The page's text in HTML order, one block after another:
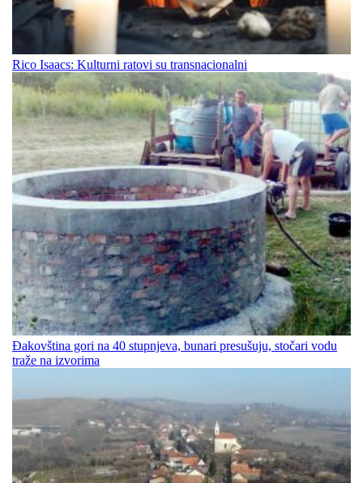
Rico Isaacs: Kulturni ratovi su transnacionalni
Đakovština gori na 40 stupnjeva, bunari presušuju, stočari vodu
traže na izvorima